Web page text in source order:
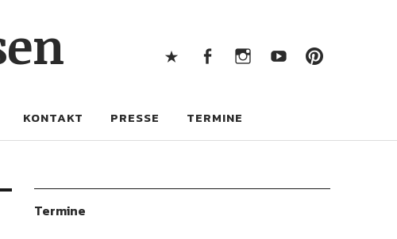
KONTAKT PRESSE TERMINE
Termine